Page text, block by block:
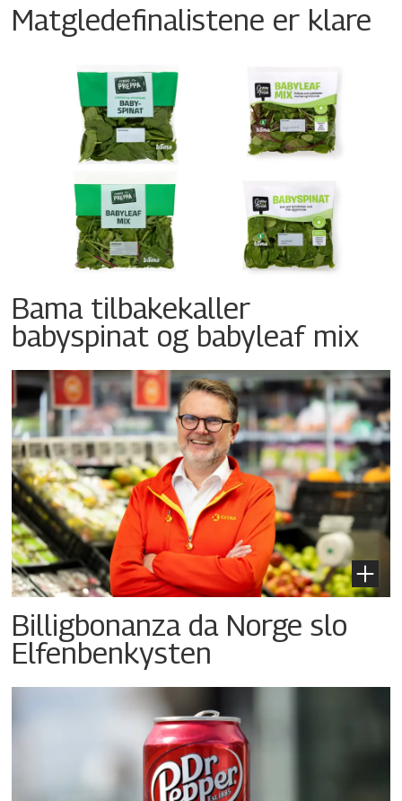
Matgledefinalistene er klare
Bama tilbakekaller
babyspinat og babyleaf mix
Billigbonanza da Norge slo
Elfenbenkysten